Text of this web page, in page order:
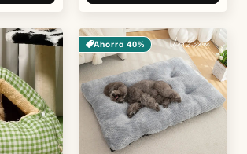
Ahorra 40%